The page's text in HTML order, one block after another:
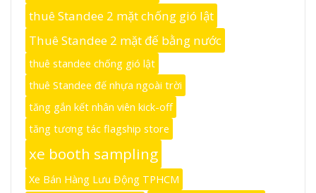
thuê Standee 2 mặt chống gió lật
Thuê Standee 2 mặt đế bằng nước
thuê standee chống gió lật
thuê Standee đế nhựa ngoài trời
tăng gắn kết nhân viên kick-off
tăng tương tác flagship store
xe booth sampling
Xe Bán Hàng Lưu Động TPHCM